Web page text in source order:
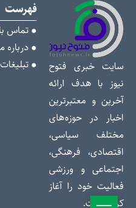
سایت خبری فتوح
نیوز با هدف ارائه
آخرین و معتبرترین
اخبار در حوزه‌های
مختلف سیاسی،
اقتصادی، فرهنگی،
اجتماعی و ورزشی
فعالیت خود را آغاز
کرده است.
فهرست
تماس
درباره
تبلیغات